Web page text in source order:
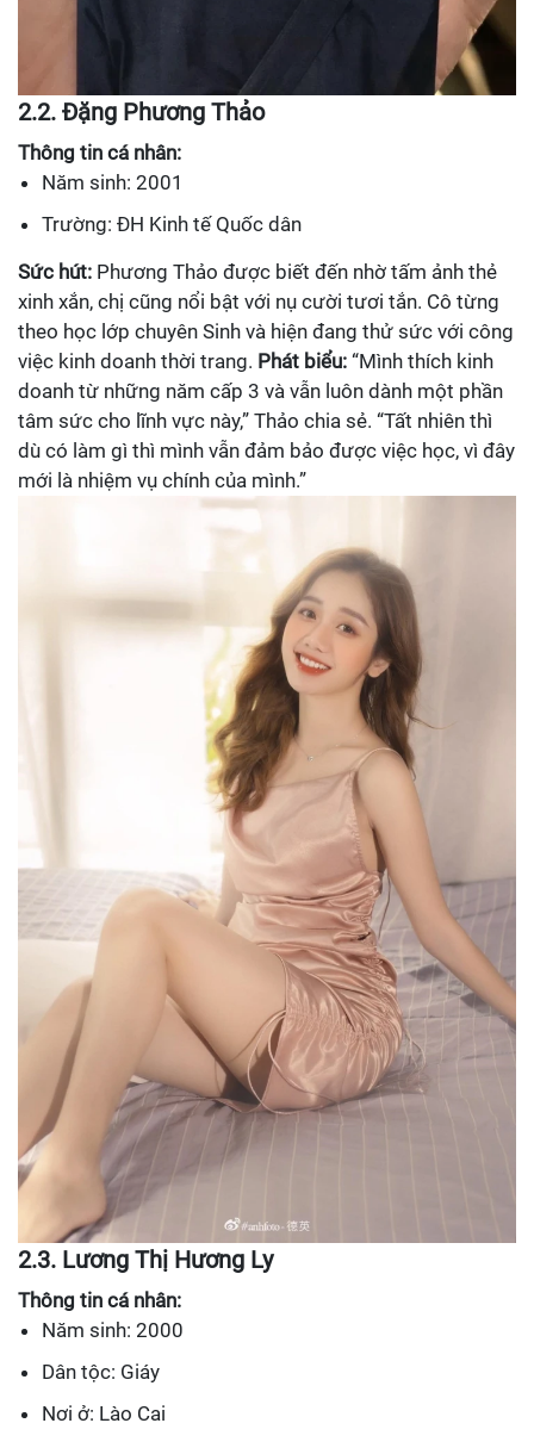
2.2. Đặng Phương Thảo
Thông tin cá nhân:
Năm sinh: 2001
Trường: ĐH Kinh tế Quốc dân
Sức hút: Phương Thảo được biết đến nhờ tấm ảnh thẻ
xinh xắn, chị cũng nổi bật với nụ cười tươi tắn. Cô từng
theo học lớp chuyên Sinh và hiện đang thử sức với công
việc kinh doanh thời trang. Phát biểu: “Mình thích kinh
doanh từ những năm cấp 3 và vẫn luôn dành một phần
tâm sức cho lĩnh vực này,” Thảo chia sẻ. “Tất nhiên thì
dù có làm gì thì mình vẫn đảm bảo được việc học, vì đây
mới là nhiệm vụ chính của mình.”
2.3. Lương Thị Hương Ly
Thông tin cá nhân:
Năm sinh: 2000
Dân tộc: Giáy
Nơi ở: Lào Cai